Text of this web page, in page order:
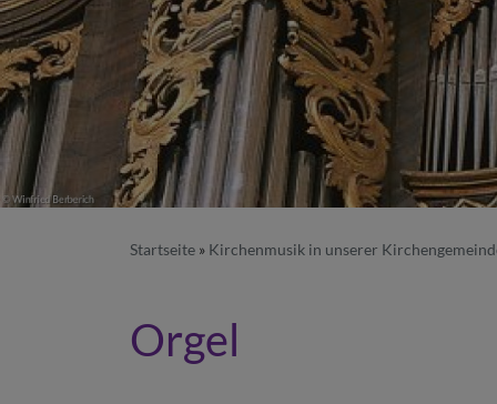
Startseite Kirchenmusik in unserer
Orgel